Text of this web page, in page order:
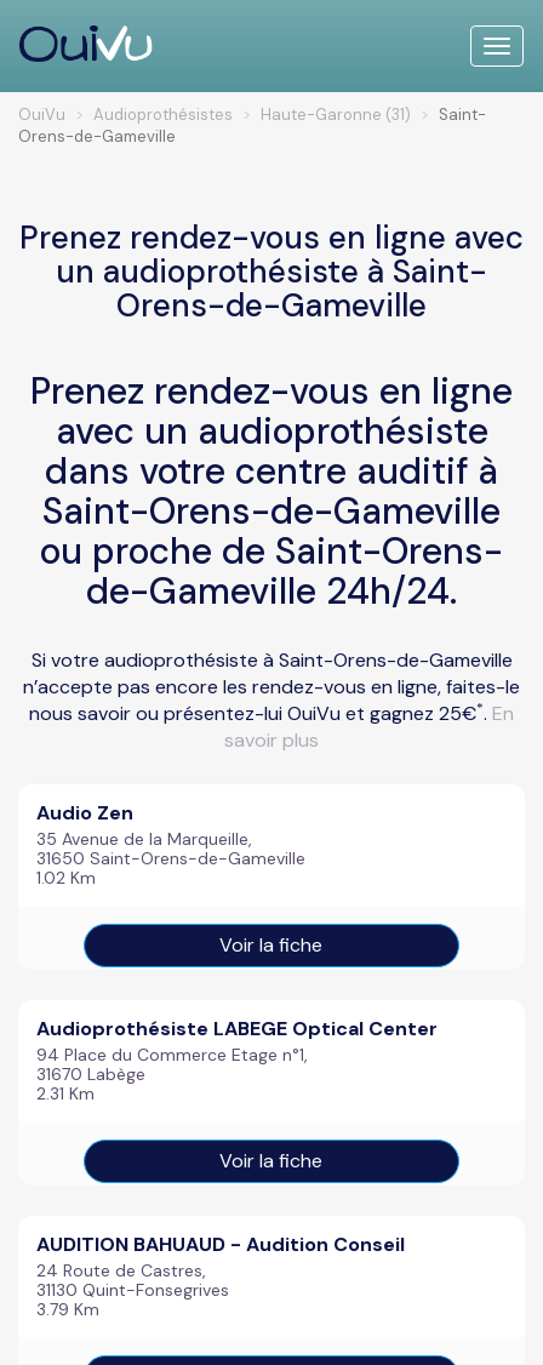
Toggle
OuiVu Audioprothésistes Haute-Garonne (31)
Saint-
Orens-de-Gameville
Prenez rendez-vous en ligne avec
un audioprothésiste à Saint-
Orens-de-Gameville
Prenez rendez-vous en ligne
avec un audioprothésiste
dans votre centre auditif à
Saint-Orens-de-Gameville
ou proche de Saint-Orens-
de-Gameville 24h/24.
Si votre audioprothésiste à Saint-Orens-de-Gameville
n’accepte pas encore les rendez-vous en ligne, faites-le
nous savoir ou présentez-lui OuiVu et gagnez 25€*. En
savoir plus
Audio Zen
35 Avenue de la Marqueille,
31650 Saint-Orens-de-Gameville
1.02 Km
Voir la fiche
Audioprothésiste LABEGE Optical Center
94 Place du Commerce Etage n°1,
31670 Labège
2.31 Km
Voir la fiche
AUDITION BAHUAUD - Audition Conseil
24 Route de Castres,
31130 Quint-Fonsegrives
3.79 Km